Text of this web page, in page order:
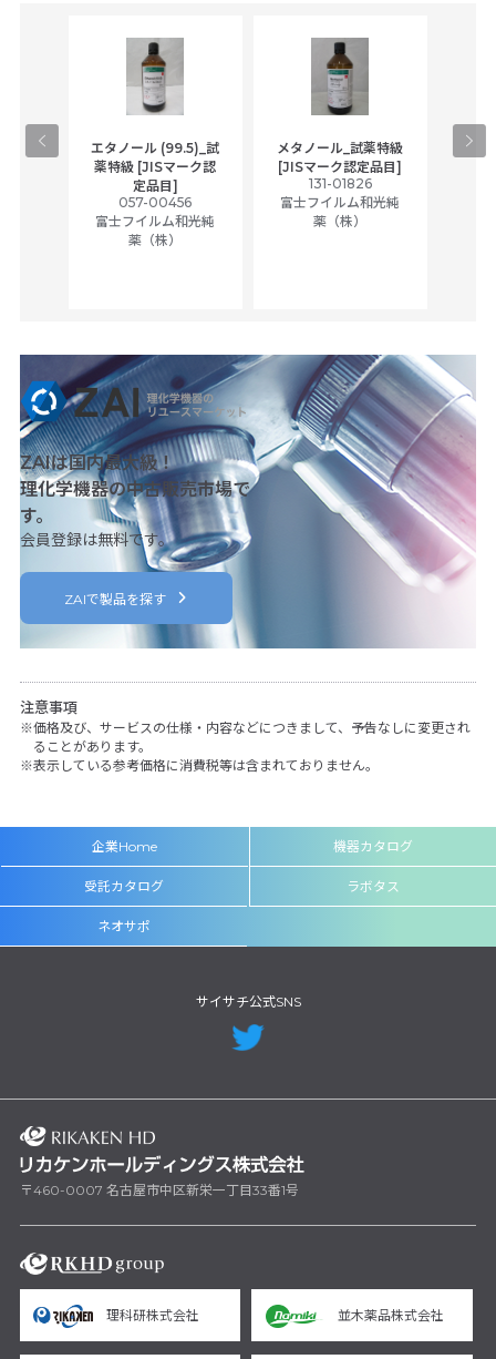
エタノール (99.5)_試
薬特級 [JISマーク認
定品目]
057-00456
富士フイルム和光純
薬（株）
メタノール_試薬特級
[JISマーク認定品目]
131-01826
富士フイルム和光純
薬（株）
ア
ZAIは国内最大級！
理化学機器の中古販売市場で
す。
会員登録は無料です。
ZAIで製品を探す
注意事項
価格及び、サービスの仕様・内容などにつきまして、予告なしに変更され
ることがあります。
表示している参考価格に消費税等は含まれておりません。
企業Home 機器カタログ
受託カタログ ラボタス
ネオサポ
サイサチ公式SNS
〒460-0007 名古屋市中区新栄一丁目33番1号
理科研株式会社 並木薬品株式会社